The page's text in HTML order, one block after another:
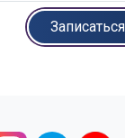
Записаться